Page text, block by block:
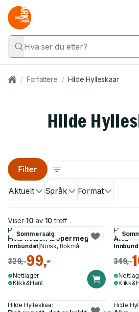
/ Forfattere / Hilde Hylleskaar
Hilde
Aktuelt Språk Format
Filter
Viser 10 av 10 treff
Sommersalg
Hilde Hylleskaar
Hvis hvalen dreper meg
Innbundet |Norsk, Bokmål
329,-99,-
Nettlager
Klikk&Hent
Hilde
Alva
349,-
Hilde Hylleskaar Hilde